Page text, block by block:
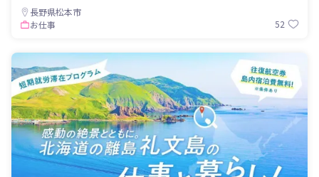
長野県松本市
お仕事
52